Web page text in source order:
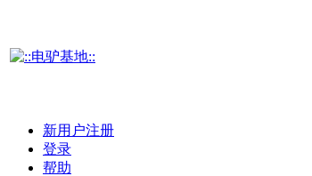
新用户注册
登录
帮助